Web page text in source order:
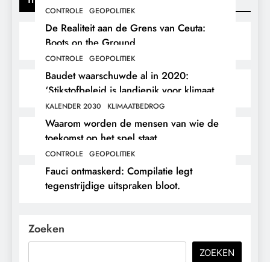
CONTROLE GEOPOLITIEK
De Realiteit aan de Grens van Ceuta:
Boots on the Ground.
CONTROLE GEOPOLITIEK
Baudet waarschuwde al in 2020:
‘Stikstofbeleid is landjepik voor klimaat
en immigratie’.
KALENDER 2030 KLIMAATBEDROG
Waarom worden de mensen van wie de
toekomst op het spel staat,
buitengesloten?
CONTROLE GEOPOLITIEK
Fauci ontmaskerd: Compilatie legt
tegenstrijdige uitspraken bloot.
Zoeken
ZOEKEN